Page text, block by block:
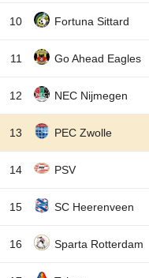
10 Fortuna Sittard
11 Go Ahead Eagles
12 NEC Nijmegen
13 PEC Zwolle
14 PSV
15 SC Heerenveen
16 Sparta Rotterdam